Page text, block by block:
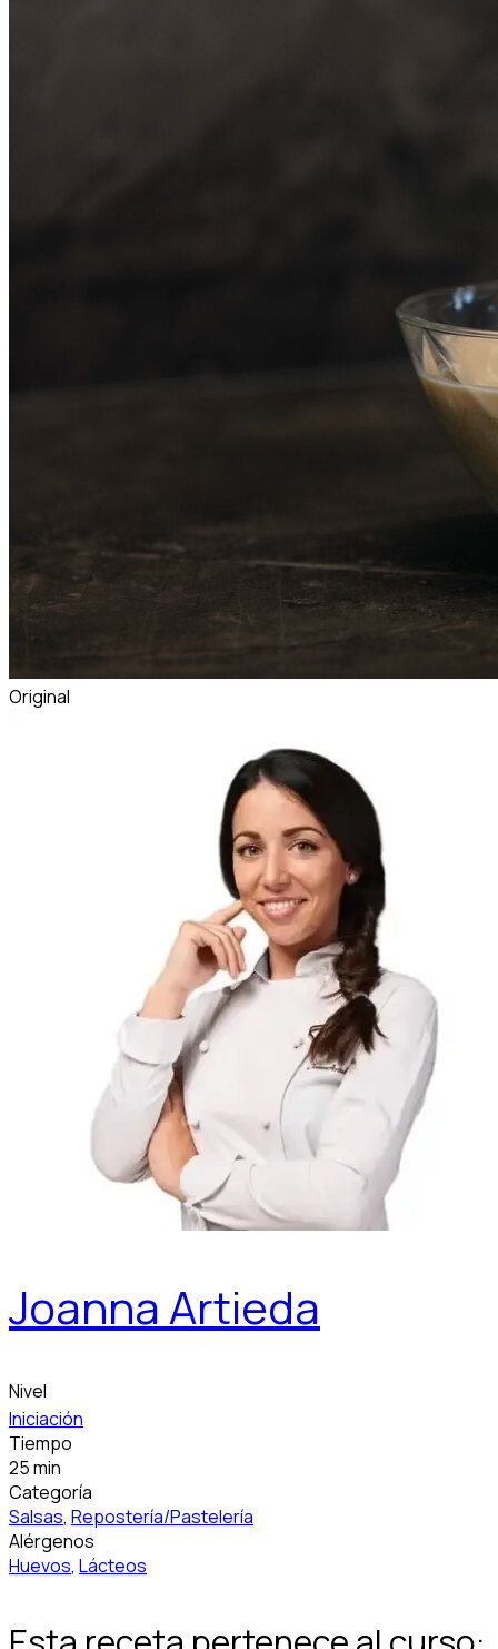
Original
Joanna Artieda
Nivel
Iniciación
Tiempo
25 min
Categoría
Salsas, Repostería/Pastelería
Alérgenos
Huevos, Lácteos